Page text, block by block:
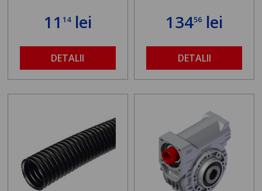
11 14lei
DETALII
13456 lei
DETALII